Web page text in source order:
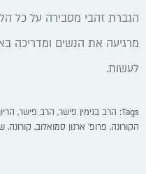
הגברת זהבי מסבירה על כל
מרגיעה את הנשים ומדריכה
לעשות.
Tags: הרב בנימין פישר, הרב פישר, הריון
הקורונה, פרופ' ארנון סמואלוב, קורונה,